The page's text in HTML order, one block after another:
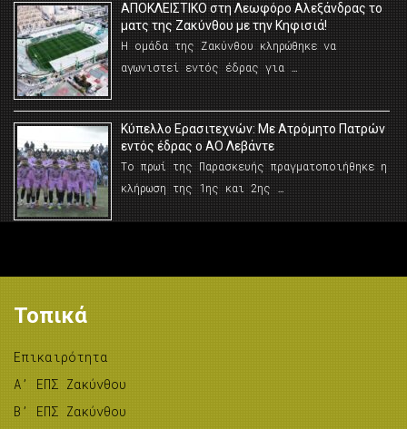
AΠΟΚΛΕΙΣΤΙΚΟ στη Λεωφόρο Αλεξάνδρας το
ματς της Ζακύνθου με την Κηφισιά!
Η ομάδα της Ζακύνθου κληρώθηκε να
αγωνιστεί εντός έδρας για …
Κύπελλο Ερασιτεχνών: Με Ατρόμητο Πατρών
εντός έδρας ο ΑΟ Λεβάντε
Το πρωί της Παρασκευής πραγματοποιήθηκε η
κλήρωση της 1ης και 2ης …
Τοπικά
Επικαιρότητα
A’ ΕΠΣ Ζακύνθου
B’ ΕΠΣ Ζακύνθου